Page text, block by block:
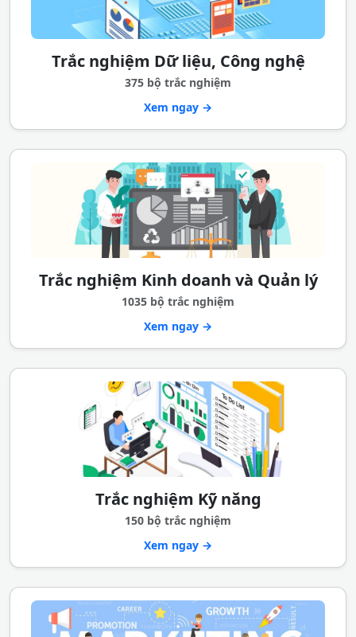
Trắc nghiệm Dữ liệu, Công nghệ
375 bộ trắc nghiệm
Xem ngay →
Trắc nghiệm Kinh doanh và Quản lý
1035 bộ trắc nghiệm
Xem ngay →
Trắc nghiệm Kỹ năng
150 bộ trắc nghiệm
Xem ngay →